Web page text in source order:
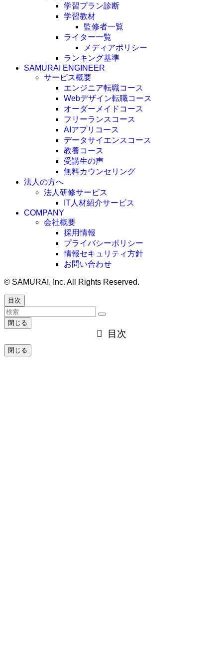
学習プラン診断
学習教材
監修者一覧
ライター一覧
メディアポリシー
ランキング基準
SAMURAI ENGINEER
サービス概要
エンジニア転職コース
Webデザイン転職コース
オーダーメイドコース
フリーランスコース
AIアプリコース
データサイエンスコース
教養コース
受講生の声
無料カウンセリング
法人の方へ
法人研修サービス
IT人材紹介サービス
COMPANY
会社概要
採用情報
プライバシーポリシー
情報セキュリティ方針
お問い合わせ
© SAMURAI, Inc. All Rights Reserved.
目次
閉じる
目次
閉じる